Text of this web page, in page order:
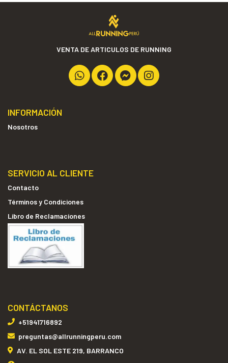
VENTA DE ARTICULOS DE RUNNING
INFORMACIÓN
Nosotros
SERVICIO AL CLIENTE
Contacto
Términos y Condiciones
Libro de Reclamaciones
CONTÁCTANOS
+51941716892
preguntas@allrunningperu.com
AV. EL SOL ESTE 219, BARRANCO